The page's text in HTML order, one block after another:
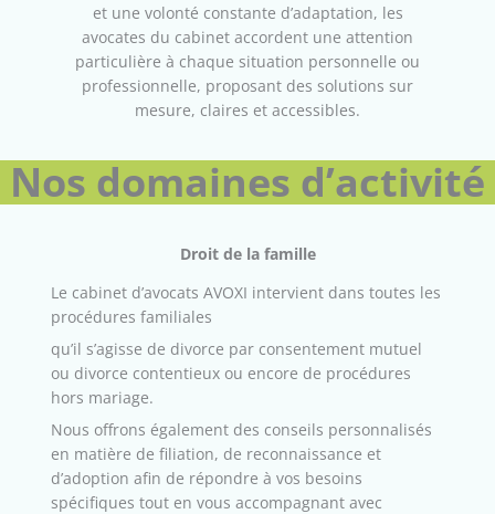
et une volonté constante d’adaptation, les
avocates du cabinet accordent une attention
particulière à chaque situation personnelle ou
professionnelle, proposant des solutions sur
mesure, claires et accessibles.
Nos domaines d’activité
Droit de la famille
Le cabinet d’avocats AVOXI intervient dans toutes les
procédures familiales
qu’il s’agisse de divorce par consentement mutuel
ou divorce contentieux ou encore de procédures
hors mariage.
Nous offrons également des conseils personnalisés
en matière de filiation, de reconnaissance et
d’adoption afin de répondre à vos besoins
spécifiques tout en vous accompagnant avec